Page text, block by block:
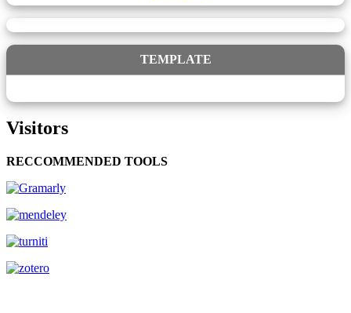
TEMPLATE
Visitors
RECCOMMENDED TOOLS